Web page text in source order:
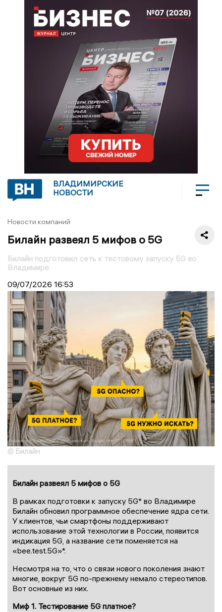
ВЛАДИМИРСКИЕ
НОВОСТИ
Новости компаний
Билайн развеял 5 мифов о 5G
Билайн подготовил сеть к тестовому запуску 5G во
Владимире
09/07/2026 16:53
© Билайн
Билайн развеял 5 мифов о 5G
В рамках подготовки к запуску 5G* во Владимире
Билайн обновил программное обеспечение ядра сети.
У клиентов, чьи смартфоны поддерживают
использование этой технологии в России, появится
индикация 5G, а название сети поменяется на
«bee.test.5G»*.
Несмотря на то, что о связи нового поколения знают
многие, вокруг 5G по-прежнему немало стереотипов.
Вот основные из них.
Миф 1. Тестирование 5G платное?